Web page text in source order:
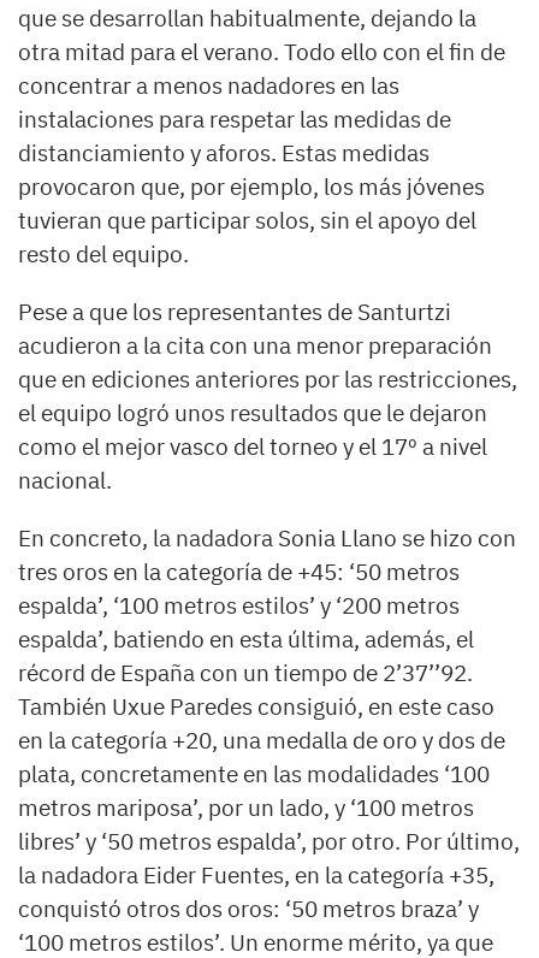
que se desarrollan habitualmente, dejando la
otra mitad para el verano. Todo ello con el fin de
concentrar a menos nadadores en las
instalaciones para respetar las medidas de
distanciamiento y aforos. Estas medidas
provocaron que, por ejemplo, los más jóvenes
tuvieran que participar solos, sin el apoyo del
resto del equipo.
Pese a que los representantes de Santurtzi
acudieron a la cita con una menor preparación
que en ediciones anteriores por las restricciones,
el equipo logró unos resultados que le dejaron
como el mejor vasco del torneo y el 17º a nivel
nacional.
En concreto, la nadadora Sonia Llano se hizo con
tres oros en la categoría de +45: ‘50 metros
espalda’, ‘100 metros estilos’ y ‘200 metros
espalda’, batiendo en esta última, además, el
récord de España con un tiempo de 2’37’’92.
También Uxue Paredes consiguió, en este caso
en la categoría +20, una medalla de oro y dos de
plata, concretamente en las modalidades ‘100
metros mariposa’, por un lado, y ‘100 metros
libres’ y ‘50 metros espalda’, por otro. Por último,
la nadadora Eider Fuentes, en la categoría +35,
conquistó otros dos oros: ‘50 metros braza’ y
‘100 metros estilos’. Un enorme mérito, ya que